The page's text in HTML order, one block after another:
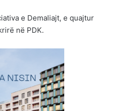
e Demaliajt, e quajtur
në PDK.